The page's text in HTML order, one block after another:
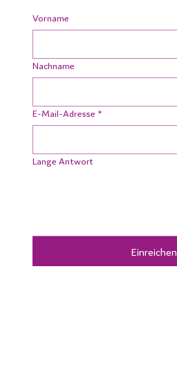
Vorname
Nachname
E-Mail-Adresse *
Lange Antwort
Einreichen